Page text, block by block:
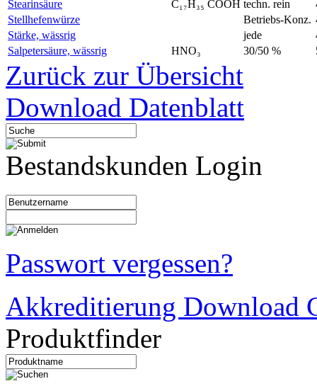
Stearinsäure
C₁₇H₃₅ COOH techn. rein
Stellhefenwürze
Betriebs-Konz.
Stärke, wässrig
jede
Salpetersäure, wässrig
HNO₃ 30/50 %
Zurück zur Übersicht
Download Datenblatt
Bestandskunden Login
Passwort vergessen?
Akkreditierung Download
Produktfinder